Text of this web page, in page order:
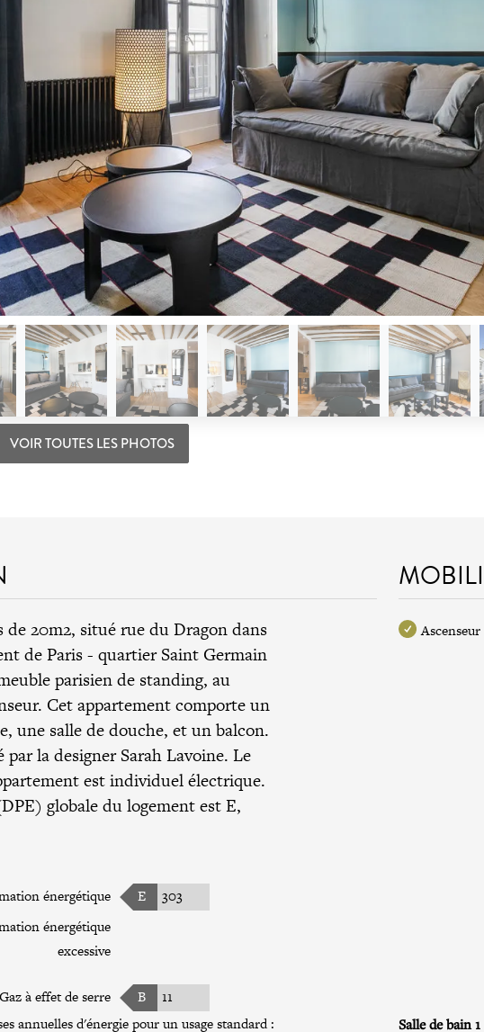
VOIR TOUTES LES PHOTOS
de 20m2, situé rue du Dragon dans
de Paris - quartier Saint Germain
parisien de standing, au
Cet appartement comporte un
une salle de douche, et un balcon.
la designer Sarah Lavoine. Le
est individuel électrique.
globale du logement est E,
énergétique E
303
énergétique
excessive
Gaz à effet de serre B
11
annuelles d'énergie pour un usage standard :
Ascenseur
Salle de bain 1